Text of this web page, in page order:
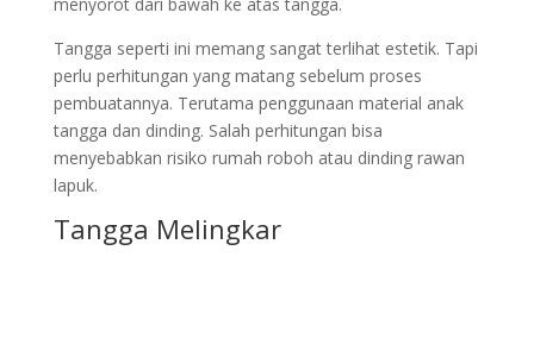
menyorot dari bawah ke atas tangga.
Tangga seperti ini memang sangat terlihat estetik. Tapi
perlu perhitungan yang matang sebelum proses
pembuatannya. Terutama penggunaan material anak
tangga dan dinding. Salah perhitungan bisa
menyebabkan risiko rumah roboh atau dinding rawan
lapuk.
Tangga Melingkar